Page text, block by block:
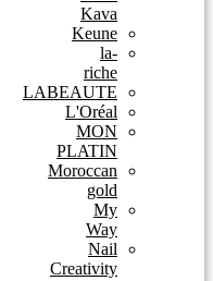
Kava
Keune
la-
riche
LABEAUTE
L'Oréal
MON
PLATIN
Moroccan
gold
My
Way
Nail
Creativity